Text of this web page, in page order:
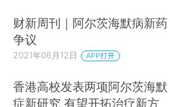
财新周刊｜阿尔茨海默病新药
争议
2021年06月12日 APP打开
香港高校发表两项阿尔茨海默
症新研究 有望开拓治疗新方